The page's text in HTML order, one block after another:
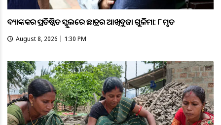
ବ୍ୟାଙ୍କକର ପ୍ରତିଷ୍ଠିତ ସ୍କୁଲରେ ଛାତ୍ରର ଆଖିବୁଜା ଗୁଳିମାଡ଼: ୮ ମୃତ
August 8, 2026 | 1:30 PM